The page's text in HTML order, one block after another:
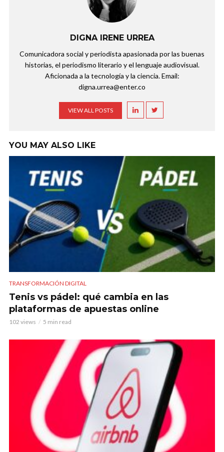
DIGNA IRENE URREA
Comunicadora social y periodista apasionada por las buenas
historias, el periodismo literario y el lenguaje audiovisual.
Aficionada a la tecnología y la ciencia. Email:
digna.urrea@enter.co
VIEW ALL POSTS
YOU MAY ALSO LIKE
TRANSFORMACIÓN DIGITAL
Tenis vs pádel: qué cambia en las
plataformas de apuestas online
102 views 5 min read